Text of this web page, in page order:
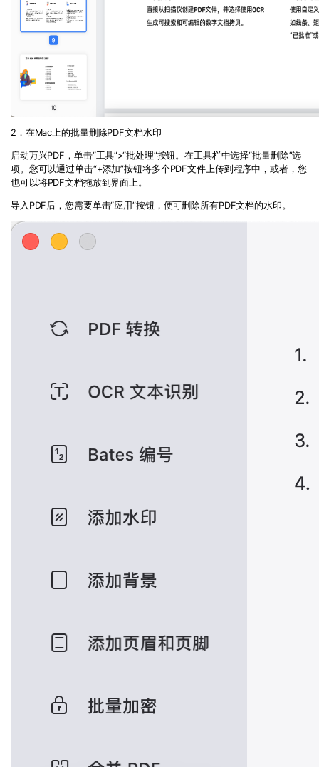
2．在Mac上的批量删除PDF文档水印
启动万兴PDF ，单击“工具”>“批处理”按钮。在工具栏中选择“批量删除”选
项。您可以通过单击“+添加”按钮将多个PDF文件上传到程序中，或者，您
也可以将PDF文档拖放到界面上。
导入 PDF后，您需要单击“应用”按钮，便可删除所有PDF文档的水印。